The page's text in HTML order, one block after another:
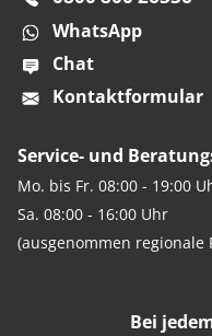
WhatsApp
Chat
Kontaktformular
Service- und
Mo. bis Fr. 08:00 - 19:00
Sa. 08:00 - 16:00 Uhr
(ausgenommen regionale
Bei